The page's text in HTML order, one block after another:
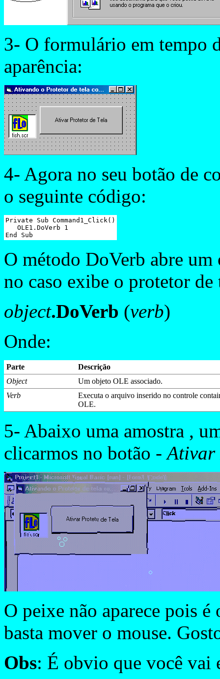
3- O formulário em tempo
aparência:
4- Agora no seu botão de
o seguinte código:
Private Sub Command1_Click()
   OLE1.DoVerb 1
End Sub
O método DoVerb abre
no caso exibe o protetor de
object.DoVerb (verb)
Onde:
Parte
Descrição
Object
Um objeto OLE associado.
Verb
Executa o arquivo inserido no controle
OLE.
5- Abaixo uma amostra ,
clicarmos no botão -Ativar
O peixe não aparece pois
basta mover o mouse.
Obs: É obvio que você vai